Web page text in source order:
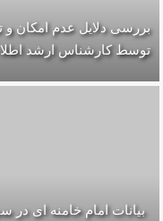
بررسی دلایل عدم امکان و
توسط کارشناس ارشد
بیانات امام خامنه ای